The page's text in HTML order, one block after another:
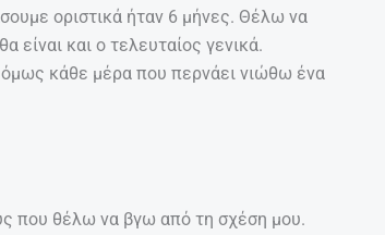
οριστικά ήταν 6 μήνες. Θέλω να
και ο τελευταίος γενικά.
κάθε μέρα που περνάει νιώθω ένα
που θέλω να βγω από τη σχέση μου.